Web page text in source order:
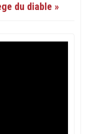
du diable »